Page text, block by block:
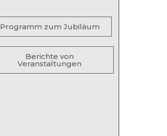
Programm zum Jubiläum
Berichte von
Veranstaltungen